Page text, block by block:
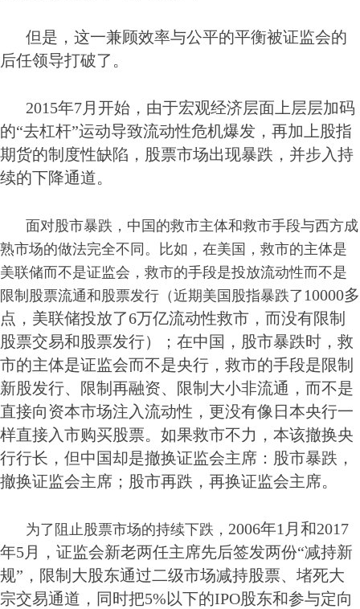
但是，这一兼顾效率与公平的平衡被证监会的
后任领导打破了。
2015年7月开始，由于宏观经济层面上层层加码
的“去杠杆”运动导致流动性危机爆发，再加上股指
期货的制度性缺陷，股票市场出现暴跌，并步入持
续的下降通道。
面对股市暴跌，中国的救市主体和救市手段与西方成
熟市场的做法完全不同。比如，在美国，救市的主体是
美联储而不是证监会，救市的手段是投放流动性而不是
限制股票流通和股票发行（近期美国股指暴跌了 10000多
点，美联储投放了6万亿流动性救市，而没有限制
股票交易和股票发行）；在中国，股市暴跌时，救
市的主体是证监会而不是央行，救市的手段是限制
新股发行、限制再融资、限制大小非流通，而不是
直接向资本市场注入流动性，更没有像日本央行一
样直接入市购买股票。如果救市不力，本该撤换央
行行长，但中国却是撤换证监会主席：股市暴跌，
撤换证监会主席；股市再跌，再换证监会主席。
为了阻止股票市场的持续下跌， 2006年1月和2017
年5月，证监会新老两任主席先后签发两份“减持新
规”，限制大股东通过二级市场减持股票、堵死大
宗交易通道，同时把5%以下的IPO股东和参与定向